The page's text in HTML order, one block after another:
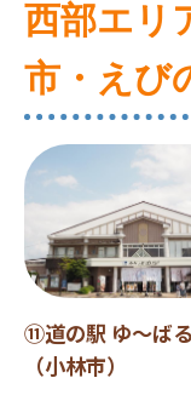
西部エリ
市・えび
⑪道の駅 ゆ～ば
（小林市）